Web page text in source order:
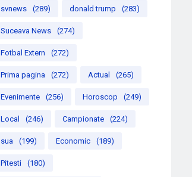
svnews (289) donald trump (283)
Suceava News (274)
Fotbal Extern (272)
Prima pagina (272) Actual (265)
Evenimente (256) Horoscop (249)
Local (246) Campionate (224)
sua (199) Economic (189)
Pitesti (180)